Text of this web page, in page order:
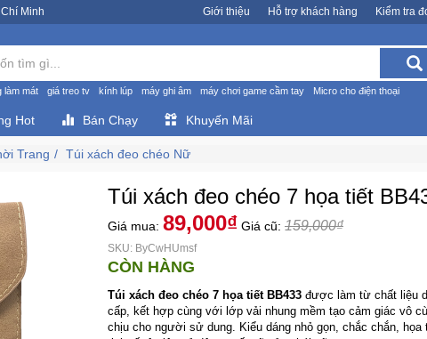
Minh Giới thiệu Hỗ trợ khách hàng Kiểm tra
làm mát giá treo tv kính lúp máy ghi âm máy chơi game cầm tay Micro cho điện thoại
Hot Bán Chạy Khuyến Mãi
Trang Túi xách đeo chéo Nữ
Túi xách đeo chéo 7 họa tiết
Giá mua: 89,000₫ Giá cũ: 159,000₫
SKU: ByCwHUmsf
CÒN HÀNG
Túi xách đeo chéo 7 họa tiết BB433 được làm từ chất liệu
cấp, kết hợp cùng với lớp vải nhung mềm tạo cảm giác vô
chịu cho người sử dung. Kiểu dáng nhỏ gọn, chắc chắn, họa